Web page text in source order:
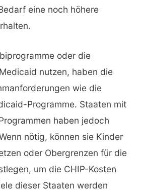
eine noch höhere
oder die
nutzen, haben die
wie die
Programme. Staaten mit
haben jedoch
nötig, können sie Kinder
oder Obergrenzen für die
um die CHIP-Kosten
dieser Staaten werden